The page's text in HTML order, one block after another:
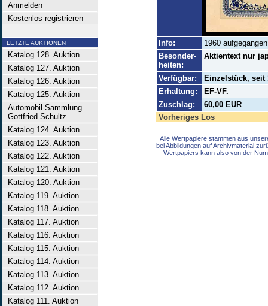
Anmelden
Kostenlos registrieren
LETZTE AUKTIONEN
Katalog 128. Auktion
Katalog 127. Auktion
Katalog 126. Auktion
Katalog 125. Auktion
Automobil-Sammlung
Gottfried Schultz
Katalog 124. Auktion
Katalog 123. Auktion
Katalog 122. Auktion
Katalog 121. Auktion
Katalog 120. Auktion
Katalog 119. Auktion
Katalog 118. Auktion
Katalog 117. Auktion
Katalog 116. Auktion
Katalog 115. Auktion
Katalog 114. Auktion
Katalog 113. Auktion
Katalog 112. Auktion
Katalog 111. Auktion
Info:
1960
Besonder-
heiten:
Aktientext nur
Verfügbar:
Einzelstück, seit
Erhaltung:
EF-VF.
Zuschlag:
60,00 EUR
Vorheriges Los
Alle Wertpapiere stammen aus
bei Abbildungen auf Archivmaterial
Wertpapiers kann also von der